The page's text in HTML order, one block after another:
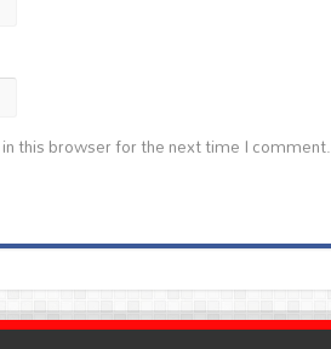
this browser for the next time I comment.